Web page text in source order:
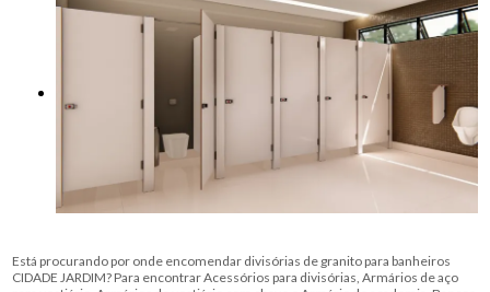
Está procurando por onde encomendar divisórias de granito para banheiros
CIDADE JARDIM? Para encontrar Acessórios para divisórias, Armários de aço